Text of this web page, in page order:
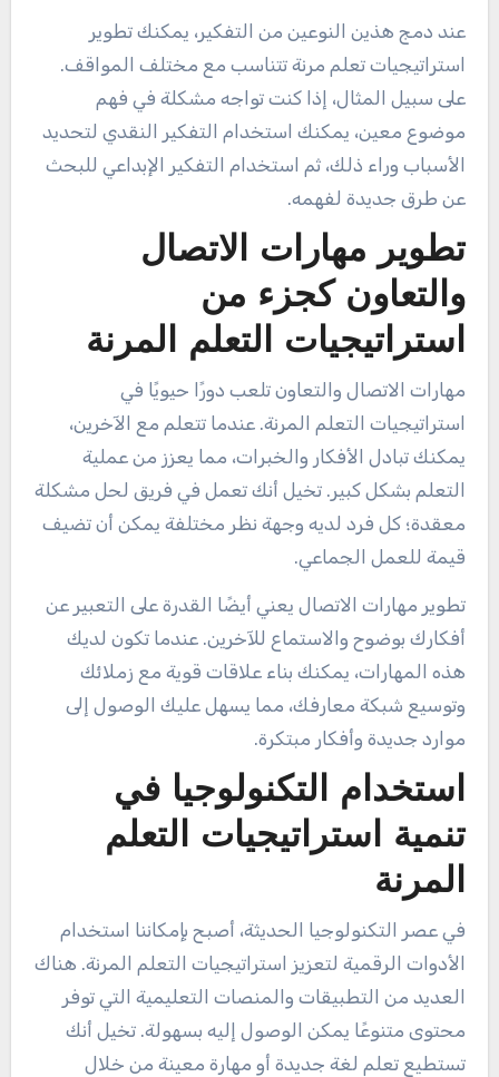
عند دمج هذين النوعين من التفكير، يمكنك تطوير
استراتيجيات تعلم مرنة تتناسب مع مختلف المواقف.
على سبيل المثال، إذا كنت تواجه مشكلة في فهم
موضوع معين، يمكنك استخدام التفكير النقدي لتحديد
الأسباب وراء ذلك، ثم استخدام التفكير الإبداعي للبحث
عن طرق جديدة لفهمه.
تطوير مهارات الاتصال
والتعاون كجزء من
استراتيجيات التعلم المرنة
مهارات الاتصال والتعاون تلعب دورًا حيويًا في
استراتيجيات التعلم المرنة. عندما تتعلم مع الآخرين،
يمكنك تبادل الأفكار والخبرات، مما يعزز من عملية
التعلم بشكل كبير. تخيل أنك تعمل في فريق لحل مشكلة
معقدة؛ كل فرد لديه وجهة نظر مختلفة يمكن أن تضيف
قيمة للعمل الجماعي.
تطوير مهارات الاتصال يعني أيضًا القدرة على التعبير عن
أفكارك بوضوح والاستماع للآخرين. عندما تكون لديك
هذه المهارات، يمكنك بناء علاقات قوية مع زملائك
وتوسيع شبكة معارفك، مما يسهل عليك الوصول إلى
موارد جديدة وأفكار مبتكرة.
استخدام التكنولوجيا في
تنمية استراتيجيات التعلم
المرنة
في عصر التكنولوجيا الحديثة، أصبح بإمكاننا استخدام
الأدوات الرقمية لتعزيز استراتيجيات التعلم المرنة. هناك
العديد من التطبيقات والمنصات التعليمية التي توفر
محتوى متنوعًا يمكن الوصول إليه بسهولة. تخيل أنك
تستطيع تعلم لغة جديدة أو مهارة معينة من خلال